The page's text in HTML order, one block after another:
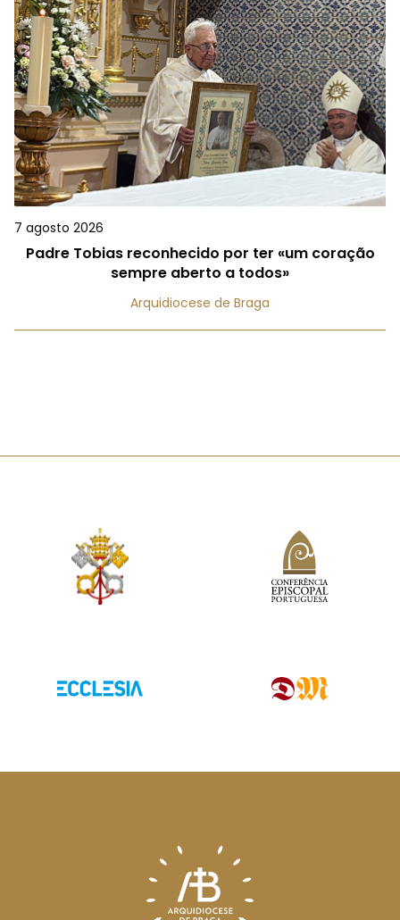
7 agosto 2026
Padre Tobias reconhecido por ter «um coração
sempre aberto a todos»
Arquidiocese de Braga